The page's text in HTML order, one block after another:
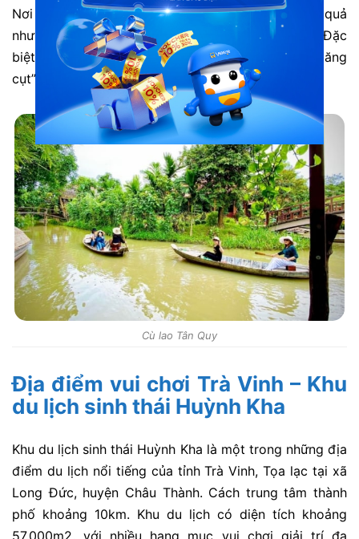
Nơi này nổi tiếng với những vườn cây ăn trái trĩu quả
như: chôm chôm, nhãn, sầu riêng, măng cụt,… Đặc
biệt, măng cụt Tân Quy được mệnh danh là “vua măng
cụt” bởi chất lượng cao, hương vị thơm ngon.
Cù lao Tân Quy
Địa điểm vui chơi Trà Vinh – Khu
du lịch sinh thái Huỳnh Kha
Khu du lịch sinh thái Huỳnh Kha là một trong những địa
điểm du lịch nổi tiếng của tỉnh Trà Vinh, Tọa lạc tại xã
Long Đức, huyện Châu Thành. Cách trung tâm thành
phố khoảng 10km. Khu du lịch có diện tích khoảng
57.000m2, với nhiều hạng mục vui chơi giải trí đa